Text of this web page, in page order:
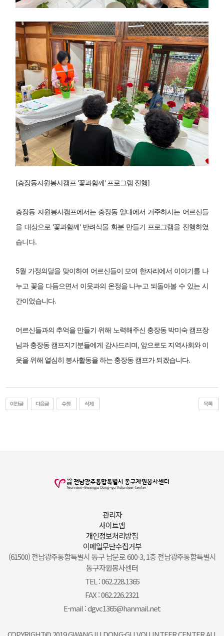
[충장동자원봉사캠프 '꽃과함께' 프로그램 진행]
충장동 자원봉사캠프에서는 충장동 일대에서 거주하시는 어르신들
을 대상으로 '꽃과함께' 반려식물 화분 만들기 프로그램을 진행하였
습니다.
5월 가정의달을 맞이하여 어르신들이 모여 한자리에서 이야기를 나
누고 꽃을 다듬으면서 이웃과의 온정을 나누고 되돌아볼 수 있는 시
간이었습니다.
어르신들과의 추억을 만들기 위해 노력해주신 충장동 박미숙 캠프장
님과 충장동 캠프지기분들에게 감사드리며, 앞으로도 지역사회와 이
웃을 위해 열심히 봉사활동을 하는 충장동 캠프가 되겠습니다.
관리자
사이트맵
개인정보처리방침
이메일무단수집거부
(61500) 전남광주통합특별시 동구 남문로 600-3, 1층 전남광주통합특별시
동구자원봉사센터
TEL : 062.228.1365
FAX : 062.226.2321
E-mail : dgvc1365@hanmail.net